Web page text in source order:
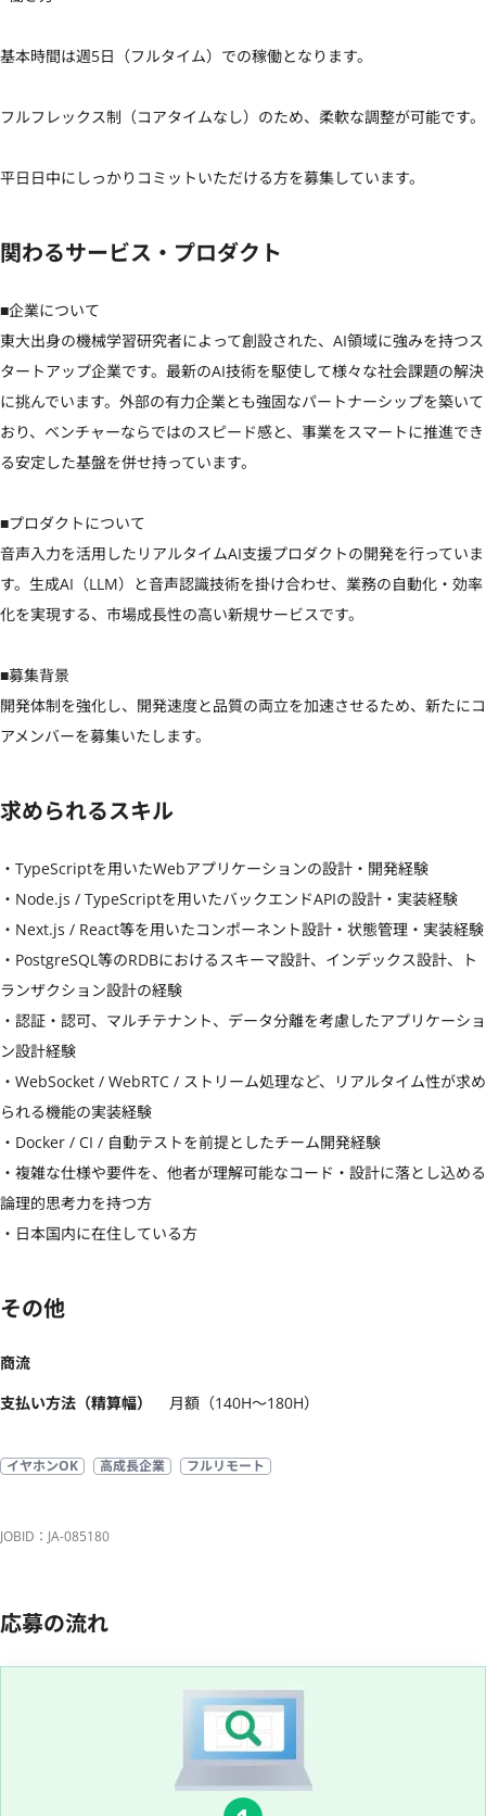
基本時間は週5日（フルタイム）での稼働となります。
フルフレックス制（コアタイムなし）のため、柔軟な調整が可能です。
平日日中にしっかりコミットいただける方を募集しています。
関わるサービス・プロダクト
■企業について
東大出身の機械学習研究者によって創設された、AI領域に強みを持つス
タートアップ企業です。最新のAI技術を駆使して様々な社会課題の解決
に挑んでいます。外部の有力企業とも強固なパートナーシップを築いて
おり、ベンチャーならではのスピード感と、事業をスマートに推進でき
る安定した基盤を併せ持っています。
■プロダクトについて
音声入力を活用したリアルタイムAI支援プロダクトの開発を行っていま
す。生成AI（LLM）と音声認識技術を掛け合わせ、業務の自動化・効率
化を実現する、市場成長性の高い新規サービスです。
■募集背景
開発体制を強化し、開発速度と品質の両立を加速させるため、新たにコ
アメンバーを募集いたします。
求められるスキル
・TypeScriptを用いたWebアプリケーションの設計・開発経験
・Node.js / TypeScriptを用いたバックエンドAPIの設計・実装経験
・Next.js / React等を用いたコンポーネント設計・状態管理・実装経験
・PostgreSQL等のRDBにおけるスキーマ設計、インデックス設計、ト
ランザクション設計の経験
・認証・認可、マルチテナント、データ分離を考慮したアプリケーショ
ン設計経験
・WebSocket / WebRTC / ストリーム処理など、リアルタイム性が求め
られる機能の実装経験
・Docker / CI / 自動テストを前提としたチーム開発経験
・複雑な仕様や要件を、他者が理解可能なコード・設計に落とし込める
論理的思考力を持つ方
・日本国内に在住している方
その他
商流
支払い方法（精算幅）
月額（140H〜180H）
イヤホンOK 高成長企業 フルリモート
JOBID：JA-085180
応募の流れ